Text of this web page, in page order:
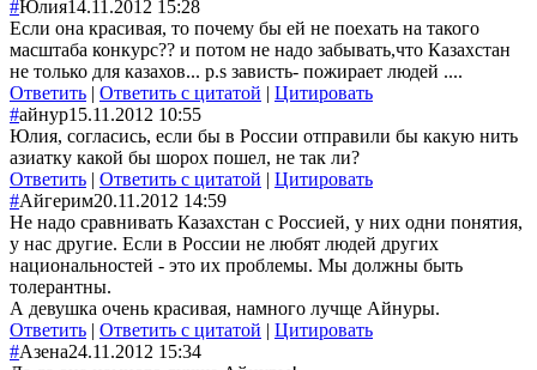
#Юлия14.11.2012 15:28
Если она красивая, то почему бы ей не поехать на такого
масштаба конкурс?? и потом не надо забывать,что Казахстан
не только для казахов... p.s зависть- пожирает людей ....
Ответить | Ответить с цитатой | Цитировать
#айнур15.11.2012 10:55
Юлия, согласись, если бы в России отправили бы какую нить
азиатку какой бы шорох пошел, не так ли?
Ответить | Ответить с цитатой | Цитировать
#Айгерим20.11.2012 14:59
Не надо сравнивать Казахстан с Россией, у них одни понятия,
у нас другие. Если в России не любят людей других
национальностей - это их проблемы. Мы должны быть
толерантны.
А девушка очень красивая, намного лучще Айнуры.
Ответить | Ответить с цитатой | Цитировать
#Азена24.11.2012 15:34